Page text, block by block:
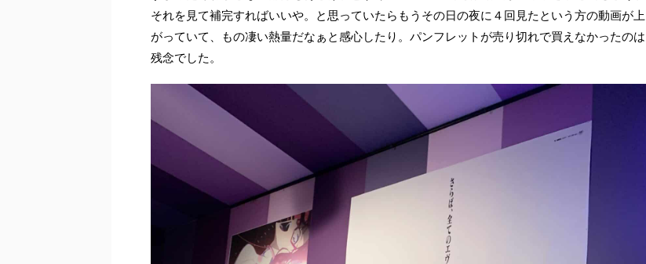
それを見て補完すればいいや。と思っていたらもうその日の夜に４回見たという方の動画が上
がっていて、もの凄い熱量だなぁと感心したり。パンフレットが売り切れで買えなかったのは
残念でした。